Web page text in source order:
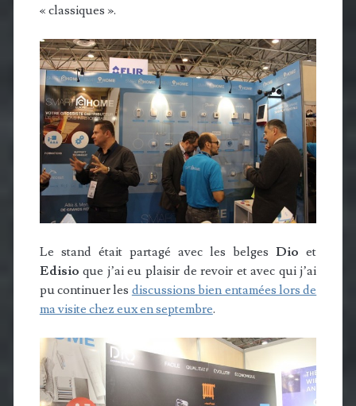
« classiques ».
Le stand était partagé avec les belgesDio et
Edisio que j’ai eu plaisir de revoir et avec qui j’ai
pu continuer les discussions bien entamées lors de
ma visite chez eux en septembre.